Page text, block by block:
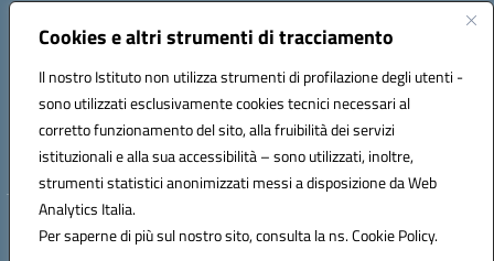
Cookies e altri strumenti di tracciamento
Il nostro Istituto non utilizza strumenti di profilazione degli utenti -
sono utilizzati esclusivamente cookies tecnici necessari al
corretto funzionamento del sito, alla fruibilità dei servizi
istituzionali e alla sua accessibilità – sono utilizzati, inoltre,
strumenti statistici anonimizzati messi a disposizione da Web
Analytics Italia.
Per saperne di più sul nostro sito, consulta la ns. Cookie Policy.
Codice fiscale: 91100590685
Codice meccanografico: PEIC82000D
Codice Indice delle Pubbliche Amministrazioni (IPA): istsc_peic82000d
Codice unico di fatturazione (CUF): UFYS5I
Sede provvisoria dell'Istituto Comprensivo Cepagatti
Via Elsa Morante, 12 - 65012 - Villareia (PE)
Hosting & Powered by 3D Solution S.r.l.
Concept & Design by Designers Italia